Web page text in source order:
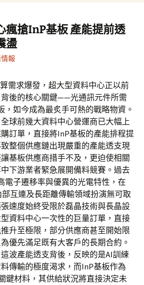
鍵
字:
瘋搶InP基板 產能提前透
盪
報
需求爆發，超大型資料中心正以前
後的核心關鍵——光通訊元件所需
，如今成為最炙手可熱的戰略物資。
球前幾大資料中心營運商已大幅上
訂單，直接將InP基板的產能排程提
整個供應鏈出現嚴重的產能透支現
基板供應商措手不及，更迫使相關
下游業者緊急展開備料競賽。過去
電子遷移率與優異的光電特性，在
互連及長距離傳輸領域扮演無可取
速度始終受限於磊晶技術與長晶設
資料中心一次性的巨量訂單，直接
升至極限，部分供應商甚至開始限
優先滿足既有大客戶的長期合約。
波產能透支背後，反映的是AI訓練
傳輸的極度渴求，而InP基板作為
鍵材料，其供給狀況將直接決定未